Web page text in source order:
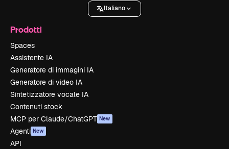
Italiano
Prodotti
Spaces
Assistente IA
Generatore di immagini IA
Generatore di video IA
Sintetizzatore vocale IA
Contenuti stock
MCP per Claude/ChatGPT New
Agenti New
API